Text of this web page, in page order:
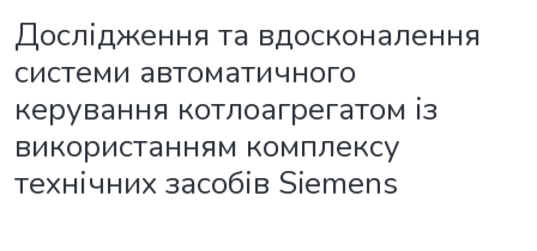
Дослідження та вдосконалення
системи автоматичного
керування котлоагрегатом із
використанням комплексу
технічних засобів Siemens